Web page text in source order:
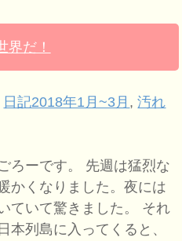
界だ！
日記2018年1月~3月 ,汚れ
ろーです。 先週は猛烈な
かくなりました。夜には
ていて驚きました。 それ
本列島に入ってくると、